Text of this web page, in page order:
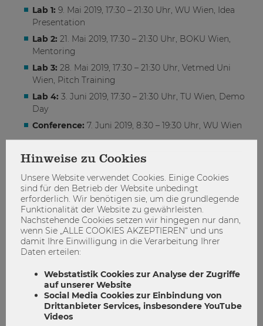
Lab 1: 9. Mai 2019, 17:30 – 21:30 Uhr, WU Wien, Idea
Presentation
Lab 2: 21. Mai 2019, 17:30 – 21:30 Uhr, BOKU Wien,
Mentoring
Lab 3: 28. Mai 2019, 17:30 – 21:30 Uhr, Vetmed Uni
Wien, Pitch Training
Lab 4: 3. Juni 2019, 17:30 – 21:30 Uhr, TU Wien, Demo
Day
Conference: 7. Juni 2019, 8:30 – 19:30 Uhr, WU Wien
► aller Universitäten und Studienrichtungen
► mit oder ohne Idee,
► mit oder ohne Team,
► mit oder ohne Vorwissen, jeder ist willkommen!
Wie kann ich mich anmelden?
Lab und die Conference separat, um sich ein Ticket pro
Event zu sichern. Hole dir dein Ticket für das Kick-off am 4.
April jetzt über Eventbrite.
Alle weiteren Tickets werden ein Monat vor dem jeweiligen
Hinweise zu Cookies
Unsere Website verwendet Cookies. Einige Cookies
sind für den Betrieb der Website unbedingt
erforderlich. Wir benötigen sie, um die grundlegende
Funktionalität der Website zu gewährleisten.
Nachstehende Cookies setzen wir hingegen nur dann,
wenn Sie „ALLE COOKIES AKZEPTIEREN“ und uns
damit Ihre Einwilligung in die Verarbeitung Ihrer
Daten erteilen:
Webstatistik Cookies zur Analyse der Zugriffe
auf unserer Website
Social Media Cookies zur Einbindung von
Drittanbieter Services, insbesondere YouTube
Videos